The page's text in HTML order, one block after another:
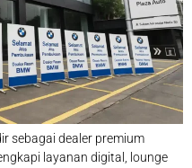
sebagai dealer premium
layanan digital, lounge